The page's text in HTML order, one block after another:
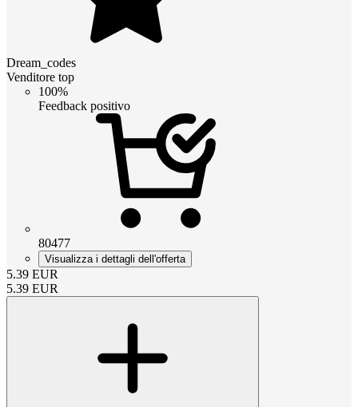
Dream_codes
Venditore top
100%
Feedback positivo
80477
Visualizza i dettagli dell'offerta
5.39 EUR
5.39 EUR